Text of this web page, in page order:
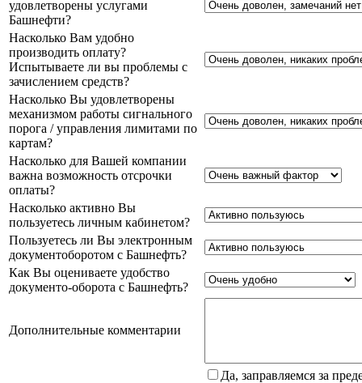
удовлетворены услугами
Башнефти?
Насколько Вам удобно
производить оплату?
Испытываете ли вы проблемы с
зачислением средств?
Насколько Вы удовлетворены
механизмом работы сигнального
порога / управления лимитами по
картам?
Насколько для Вашей компании
важна возможность отсрочки
оплаты?
Насколько активно Вы
пользуетесь личным кабинетом?
Пользуетесь ли Вы электронным
документоборотом с Башнефть?
Как Вы оцениваете удобство
документо-оборота с Башнефть?
Дополнительные комментарии
Да, заправляемся за